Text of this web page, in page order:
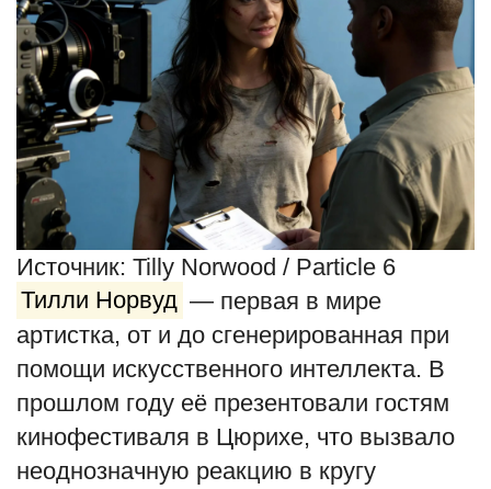
English Русский
Источник: Tilly Norwood / Particle 6
Тилли Норвуд — первая в мире
артистка, от и до сгенерированная при
помощи искусственного интеллекта. В
прошлом году её презентовали гостям
кинофестиваля в Цюрихе, что вызвало
неоднозначную реакцию в кругу